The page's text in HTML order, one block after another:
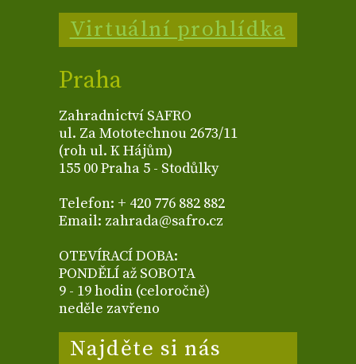
Virtuální prohlídka
Praha
Zahradnictví SAFRO
ul. Za Mototechnou 2673/11
(roh ul. K Hájům)
155 00 Praha 5 - Stodůlky
Telefon: + 420 776 882 882
Email: zahrada@safro.cz
OTEVÍRACÍ DOBA:
PONDĚLÍ až SOBOTA
9 - 19 hodin (celoročně)
neděle zavřeno
Najděte si nás